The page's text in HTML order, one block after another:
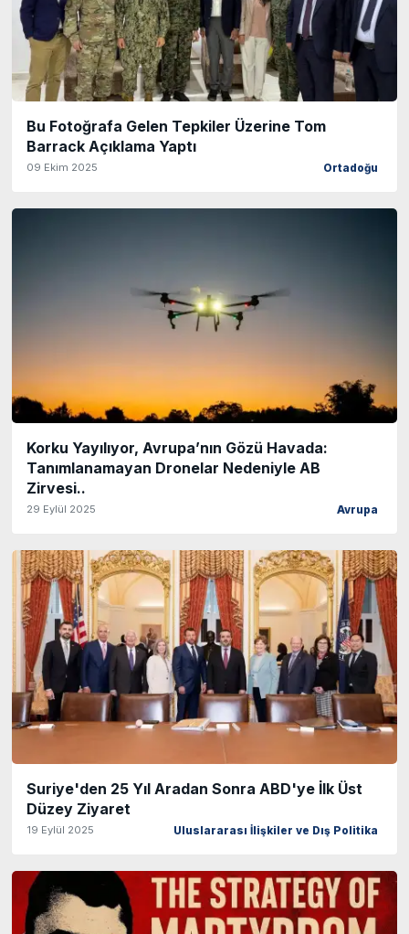
Bu Fotoğrafa Gelen Tepkiler Üzerine Tom
Barrack Açıklama Yaptı
09 Ekim 2025 Ortadoğu
Korku Yayılıyor, Avrupa’nın Gözü Havada:
Tanımlanamayan Dronelar Nedeniyle AB
Zirvesi..
29 Eylül 2025 Avrupa
Suriye'den 25 Yıl Aradan Sonra ABD'ye İlk Üst
Düzey Ziyaret
19 Eylül 2025 Uluslararası İlişkiler ve Dış Politika